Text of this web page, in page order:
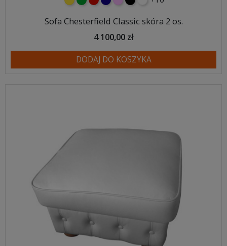
Sofa Chesterfield Classic skóra 2 os.
4 100,00 zł
DODAJ DO KOSZYKA